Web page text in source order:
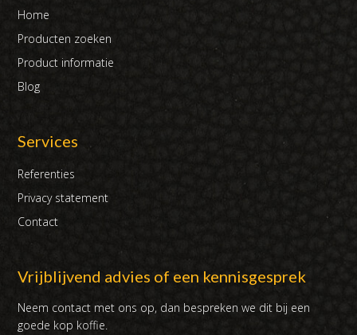
Home
Producten zoeken
Product informatie
Blog
Services
Referenties
Privacy statement
Contact
Vrijblijvend advies of een kennisgesprek
Neem contact met ons op, dan bespreken we dit bij een
goede kop koffie.